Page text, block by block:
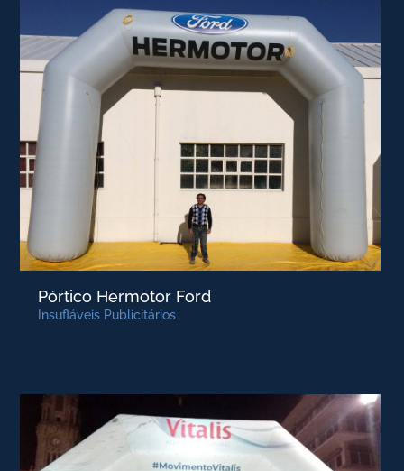
Pórtico Hermotor Ford
Insufláveis Publicitários